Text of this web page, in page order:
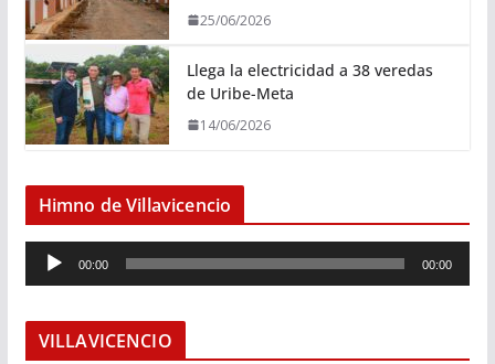
25/06/2026
Llega la electricidad a 38 veredas
de Uribe-Meta
14/06/2026
Himno de Villavicencio
e
00:00 00:00
VILLAVICENCIO